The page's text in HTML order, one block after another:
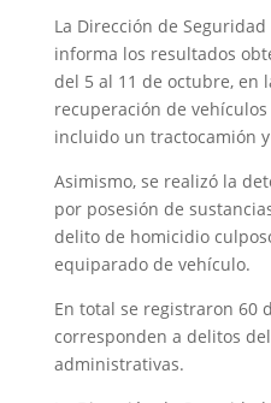
La Dirección de
informa los resultados
del 5 al 11 de octubre, en
recuperación de
incluido un tractocamión
Asimismo, se realizó la
por posesión de
delito de homicidio
equiparado de vehículo.
En total se registraron 60
corresponden a delitos
administrativas.